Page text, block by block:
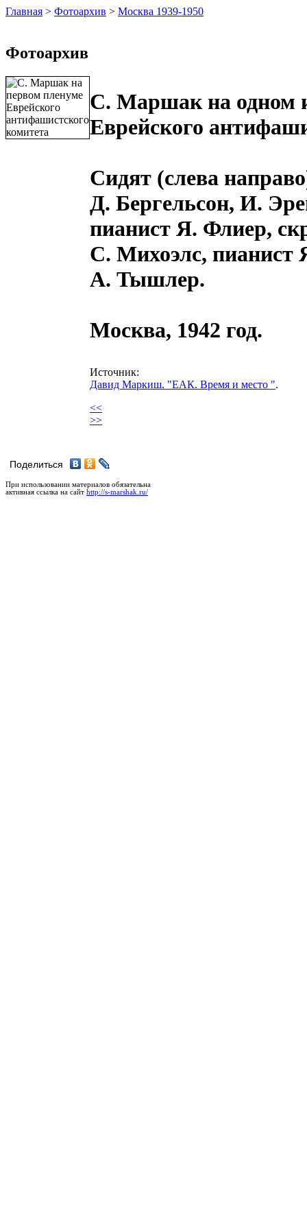
Главная > Фотоархив > Москва 1939-1950
Фотоархив
С. Маршак на одном
Еврейского
Сидят (слева
Д. Бергельсон, И.
пианист Я. Флиер,
С. Михоэлс, пианист
А. Тышлер.
Москва, 1942 год.
Источник:
Давид Маркиш. "ЕАК. Время и место ".
<<
>>
Поделиться
При использовании материалов обязательна
активная ссылка на сайт http://s-marshak.ru/